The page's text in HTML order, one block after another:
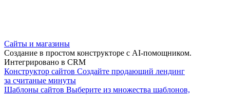
Сайты и магазины
Создание в простом конструкторе с AI-помощником.
Интегрировано в CRM
Конструктор сайтов Создайте продающий лендинг
за считаные минуты
Шаблоны сайтов Выберите из множества шаблонов,